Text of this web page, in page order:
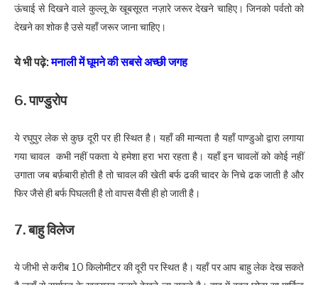
ऊंचाई से दिखने वाले कुल्लू के खूबसूरत नज़ारे जरूर देखने चाहिए। जिनको पर्वतो को
देखने का शोक है उसे यहाँ जरूर जाना चाहिए।
ये भी पढ़े:मनाली में घूमने की सबसे अच्छी जगह
6. पाण्डुरोप
ये रघुपुर लेक से कुछ दूरी पर ही स्थित है। यहाँ की मान्यता है यहाँ पाण्डुओ द्वारा लगाया
गया चावल कभी नहीं पकता ये हमेशा हरा भरा रहता है। यहाँ इन चावलों को कोई नहीं
उगाता जब बर्फ़बारी होती है तो चावल की खेती बर्फ ढकी चादर के निचे ढक जाती है और
फिर जैसे ही बर्फ पिघलती है तो वापस वैसी ही हो जाती है।
7. बाहु विलेज
ये जीभी से करीब 10 किलोमीटर की दूरी पर स्थित है। यहाँ पर आप बाहु लेक देख सकते